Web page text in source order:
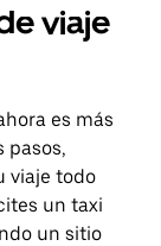
viaje
es más
pasos,
viaje todo
un taxi
un sitio